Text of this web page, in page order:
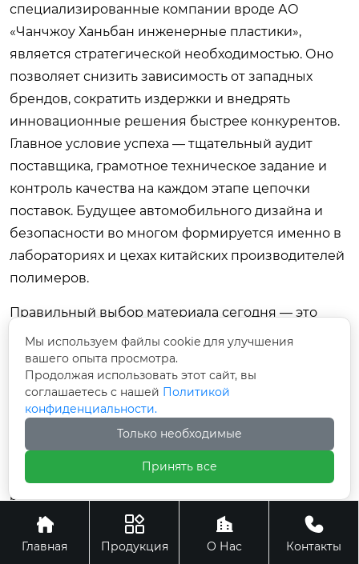
специализированные компании вроде АО
«Чанчжоу Ханьбан инженерные пластики»,
является стратегической необходимостью. Оно
позволяет снизить зависимость от западных
брендов, сократить издержки и внедрять
инновационные решения быстрее конкурентов.
Главное условие успеха — тщательный аудит
поставщика, грамотное техническое задание и
контроль качества на каждом этапе цепочки
поставок. Будущее автомобильного дизайна и
безопасности во многом формируется именно в
лабораториях и цехах китайских производителей
полимеров.
Правильный выбор материала сегодня — это
гарантия надежности вашего автомобиля завтра.
Изучайте спецификации, запрашивайте образцы
и не бойтесь экспериментировать с новыми
марками, ведь прогресс не стоит на месте.
Источник: Государственный совет КНР (Политика
развития новой энергетики и материалов 2025-2030)
Источник: РБК (Обзор рынка полимеров в России и
импорт из Азии, январь 2026)

Главная

Продукция

О Нас

Контакты
Мы используем файлы cookie для улучшения
вашего опыта просмотра.
Продолжая использовать этот сайт, вы
соглашаетесь с нашей Политикой
конфиденциальности.
Только необходимые
Принять все